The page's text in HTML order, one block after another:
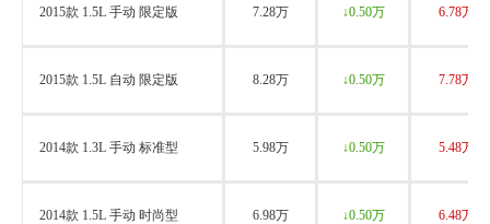
2015款 1.5L 手动 限定版 7.28万 ↓0.50万 6.78万
2015款 1.5L 自动 限定版 8.28万 ↓0.50万 7.78万
2014款 1.3L 手动 标准型 5.98万 ↓0.50万 5.48万
2014款 1.5L 手动 时尚型 6.98万 ↓0.50万 6.48万